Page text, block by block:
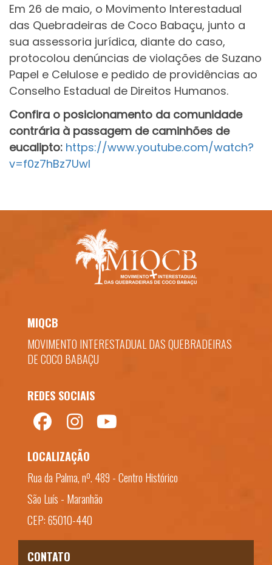
Em 26 de maio, o Movimento Interestadual
das Quebradeiras de Coco Babaçu, junto a
sua assessoria jurídica, diante do caso,
protocolou denúncias de violações de Suzano
Papel e Celulose e pedido de providências ao
Conselho Estadual de Direitos Humanos.
Confira o posicionamento da comunidade
contrária à passagem de caminhões de
eucalipto: https://www.youtube.com/watch?
v=f0z7hBz7UwI
MIQCB
MOVIMENTO INTERESTADUAL DAS QUEBRADEIRAS
DE COCO BABAÇU
REDES SOCIAIS
LOCALIZAÇÃO
Rua da Palma, nº. 489 - Centro Histórico
São Luís - Maranhão
CEP: 65010-440
CONTATO